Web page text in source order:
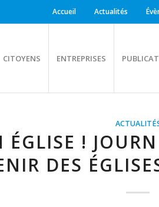
Accueil Actualités
CITOYENS ENTREPRISES
ÉGLISE !
DES